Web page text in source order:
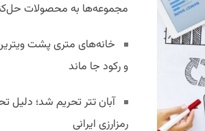
مجموعه‌ها به محصولات
خانه‌های متری پشت ویترین
و رکود جا ماند
آبان تتر تحریم شد؛ دلیل
رمزارزی ایرانی